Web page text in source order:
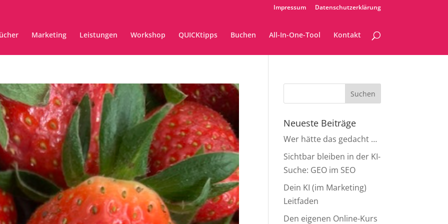
Impressum Datenschutzerklärung
Marketing Leistungen Workshop QUICKtipps Buchen All-In-One-Tool Kontakt
Neueste Beiträge
Wer hätte das gedacht …
Sichtbar bleiben in der KI-
Suche: GEO im SEO
Dein KI (im Marketing)
Leitfaden
Den eigenen Online-Kurs